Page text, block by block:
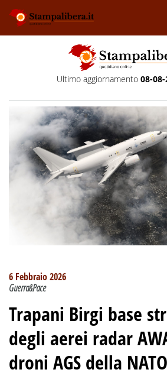
Ultimo aggiornamento 08-
6 Febbraio 2026
Guerra&Pace
Trapani Birgi base
degli aerei radar
droni AGS della NATO